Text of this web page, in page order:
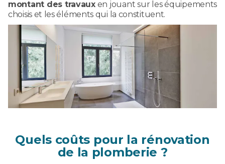
montant des travauxen jouant sur les équipements
choisis et les éléments qui la constituent.
Quels coûts pour la rénovation
de la plomberie ?